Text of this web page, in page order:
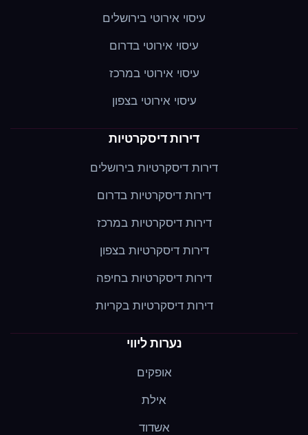
עיסוי אירוטי בירושלים
עיסוי אירוטי בדרום
עיסוי אירוטי במרכז
עיסוי אירוטי בצפון
דירות דיסקרטיות
דירות דיסקרטיות בירושלים
דירות דיסקרטיות בדרום
דירות דיסקרטיות במרכז
דירות דיסקרטיות בצפון
דירות דיסקרטיות בחיפה
דירות דיסקרטיות בקריות
נערות ליווי
אופקים
אילת
אשדוד